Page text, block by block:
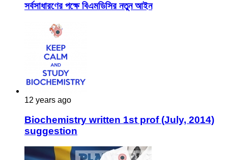
সর্বসাধারণের পক্ষে বিএমডিসির নতুন আইন
12 years ago
Biochemistry written 1st prof (July, 2014)
suggestion